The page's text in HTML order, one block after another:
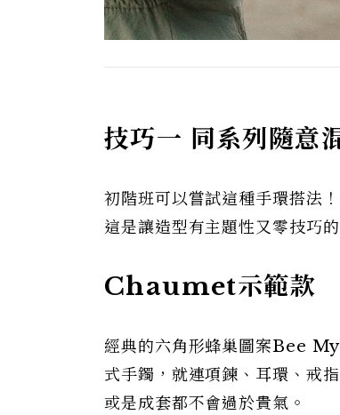
技巧一 同系列隨意
初階班可以嘗試這種手環搭法
這是讓造型有主題性又零技巧
Chaumet示範款
經典的六角形蜂巢圖案Bee
式手鐲，就連項鍊、耳環、戒
或是成套都不會過於貴氣。